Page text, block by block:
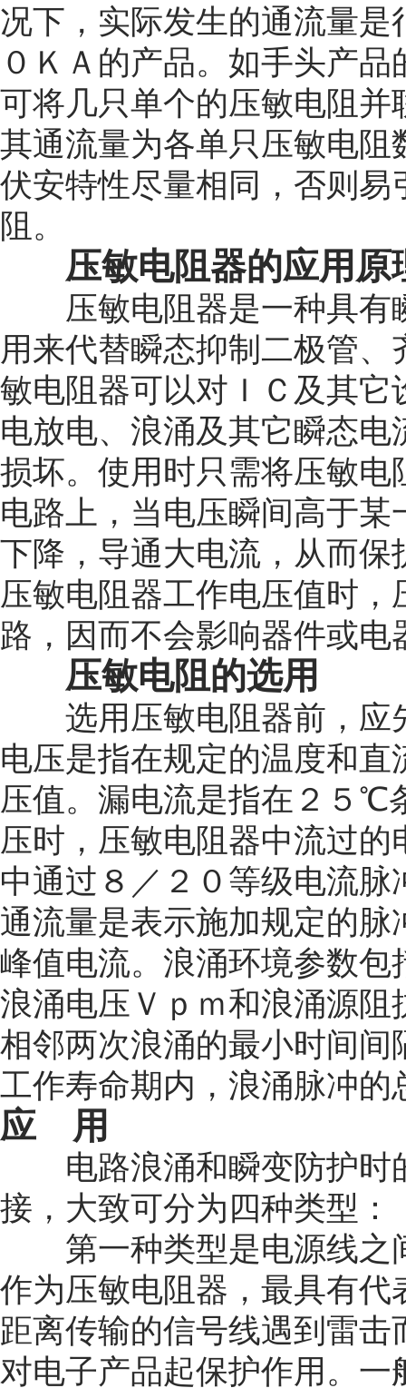
况下，实际发生的通流量
０ＫＡ的产品。如手头产
可将几只单个的压敏电阻
其通流量为各单只压敏电
伏安特性尽量相同，否则
阻。
压敏电阻器的应用原
压敏电阻器是一种具有
用来代替瞬态抑制二极管
敏电阻器可以对ＩＣ及其
电放电、浪涌及其它瞬态
损坏。使用时只需将压敏
电路上，当电压瞬间高于
下降，导通大电流，从而
压敏电阻器工作电压值时
路，因而不会影响器件或电
压敏电阻的选用
选用压敏电阻器前，应
电压是指在规定的温度和
压值。漏电流是指在 ２５℃
压时，压敏电阻器中流过
中通过８／２０等级电流
通流量是表示施加规定的脉
峰值电流。浪涌环境参数
浪涌电压Ｖｐｍ和浪涌源
相邻两次浪涌的最小时间
工作寿命期内，浪涌脉冲的
应 用
电路浪涌和瞬变防护时
接，大致可分为四种类型：
第一种类型是电源线之
作为压敏电阻器，最具有
距离传输的信号线遇到雷
对电子产品起保护作用。